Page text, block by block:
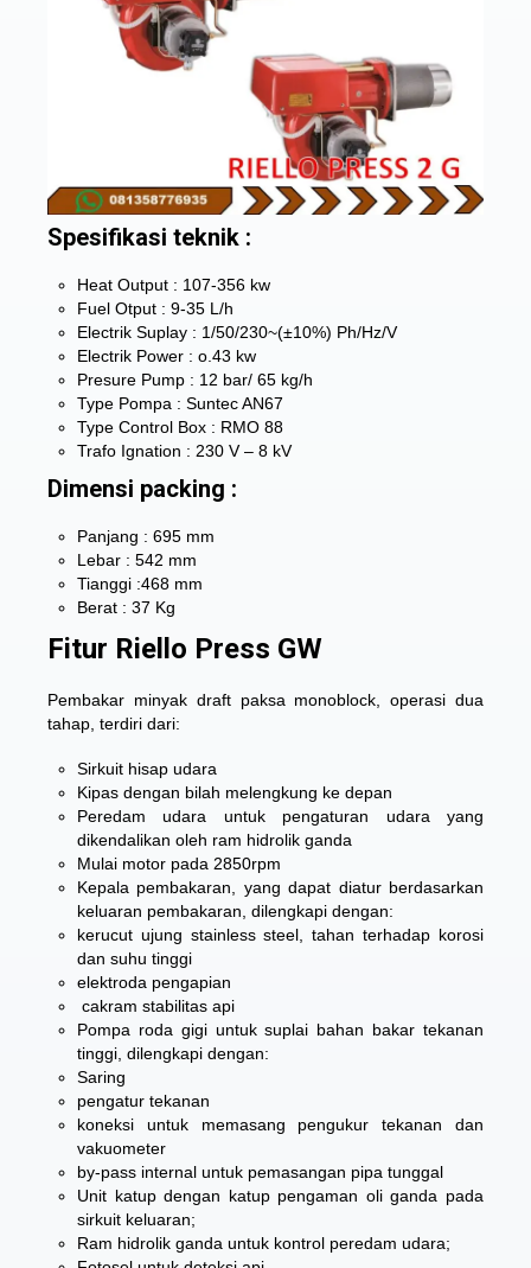
Spesifikasi teknik :
Heat Output : 107-356 kw
Fuel Otput : 9-35 L/h
Electrik Suplay : 1/50/230~(±10%) Ph/Hz/V
Electrik Power : o.43 kw
Presure Pump : 12 bar/ 65 kg/h
Type Pompa : Suntec AN67
Type Control Box : RMO 88
Trafo Ignation : 230 V – 8 kV
Dimensi packing :
Panjang : 695 mm
Lebar : 542 mm
Tianggi :468 mm
Berat : 37 Kg
Fitur Riello Press GW
Pembakar minyak draft paksa monoblock, operasi dua
tahap, terdiri dari:
Sirkuit hisap udara
Kipas dengan bilah melengkung ke depan
Peredam udara untuk pengaturan udara yang
dikendalikan oleh ram hidrolik ganda
Mulai motor pada 2850rpm
Kepala pembakaran, yang dapat diatur berdasarkan
keluaran pembakaran, dilengkapi dengan:
kerucut ujung stainless steel, tahan terhadap korosi
dan suhu tinggi
elektroda pengapian
cakram stabilitas api
Pompa roda gigi untuk suplai bahan bakar tekanan
tinggi, dilengkapi dengan:
Saring
pengatur tekanan
koneksi untuk memasang pengukur tekanan dan
vakuometer
by-pass internal untuk pemasangan pipa tunggal
Unit katup dengan katup pengaman oli ganda pada
sirkuit keluaran;
Ram hidrolik ganda untuk kontrol peredam udara;